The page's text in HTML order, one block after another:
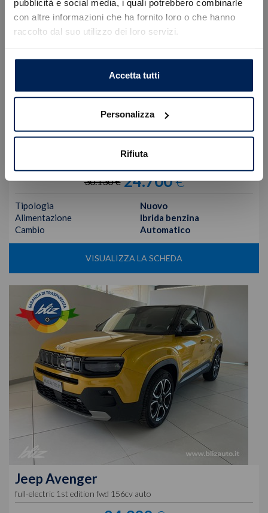
pubblicità e social media, i quali potrebbero combinarle
con altre informazioni che ha fornito loro o che hanno
raccolto dal suo utilizzo dei loro servizi.
Accetta tutti
Personalizza
Rifiuta
Jeep
Mhev My25 Altitude 1.2 100cv Dct Mhev
30.130 € 24.700€
Tipologia
Nuovo
Alimentazione
Ibrida benzina
Cambio
Automatico
VISUALIZZA LA SCHEDA
JeepAvenger
full-electric 1st edition fwd 156cv auto
Caricamento veicoli non riuscito